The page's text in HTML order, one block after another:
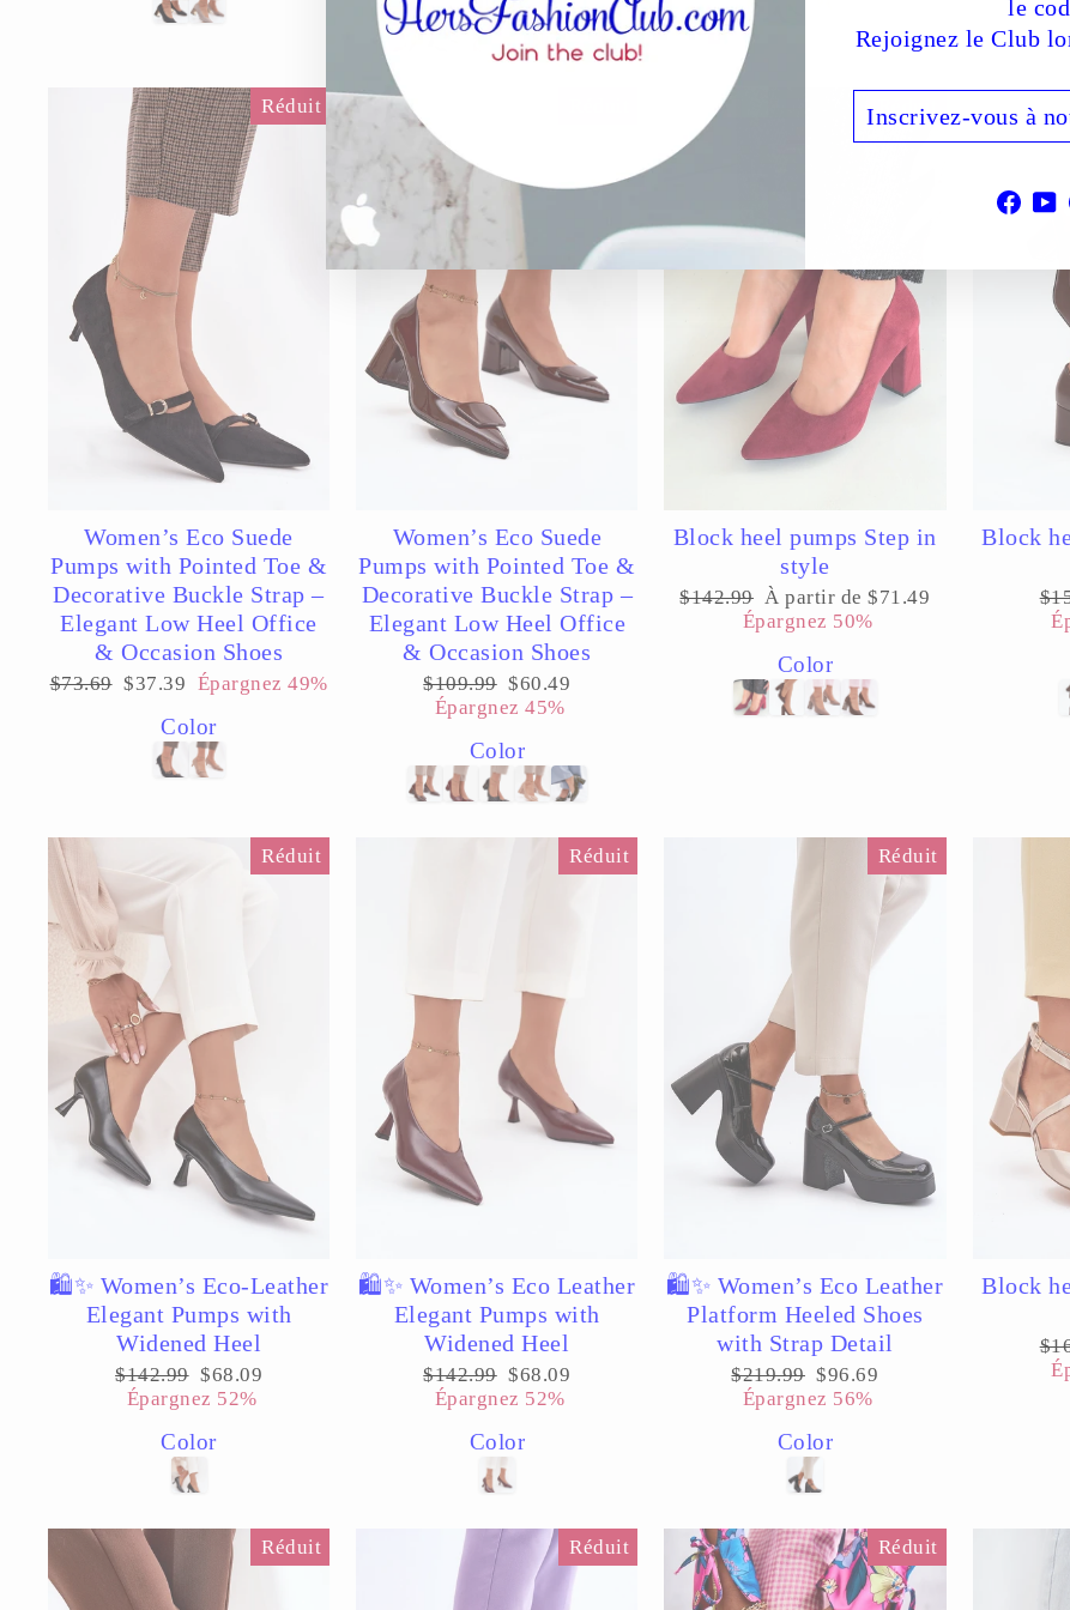
le
Rejoignez le Club
VOUS
À
INFOLETTRE
Réduit
Women’s Eco Suede
Pumps with Pointed Toe &
Decorative Buckle Strap –
Elegant Low Heel Office
& Occasion Shoes
Prix
$73.69 Prix
$37.39 Épargnez 49%
Color
Women’s Eco Suede
Pumps with Pointed Toe &
Decorative Buckle Strap –
Elegant Low Heel Office
& Occasion Shoes
Prix
régulier
$109.99 Prix
réduit
$60.49
Épargnez 45%
Color
Réduit
Block heel pumps Step in
style
Prix
régulier
$142.99 Prix
réduit
À partir de $71.49
Épargnez 50%
Color
Block
Réduit
🛍️✨ Women’s Eco-Leather
Elegant Pumps with
Widened Heel
Prix
régulier
$142.99 Prix
réduit
$68.09
Épargnez 52%
Color
Réduit
🛍️✨ Women’s Eco Leather
Elegant Pumps with
Widened Heel
Prix
régulier
$142.99 Prix
réduit
$68.09
Épargnez 52%
Color
Réduit
🛍️✨ Women’s Eco Leather
Platform Heeled Shoes
with Strap Detail
Prix
régulier
$219.99 Prix
réduit
$96.69
Épargnez 56%
Color
Block
Réduit Réduit Réduit